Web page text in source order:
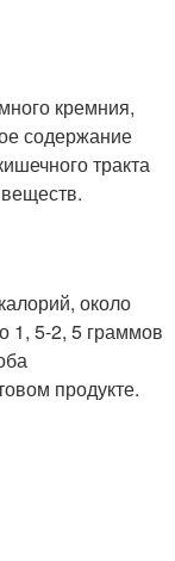
кремния,
содержание
тракта
около
1, 5-2, 5 граммов
продукте.